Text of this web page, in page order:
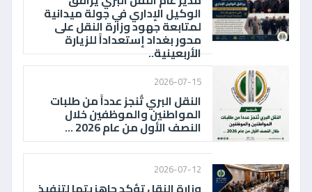
الوكيل الإداري في جولة ميدانية
لمتابعة جهود وزارة النقل على
محور بغداد إستعداداً للزيارة
الأربعينية..
2026-07-15
النقل البري تُنجز عدداً من طلبات
المواطنين والموظفين خلال
النصف الأول من عام 2026 ...
2026-07-12